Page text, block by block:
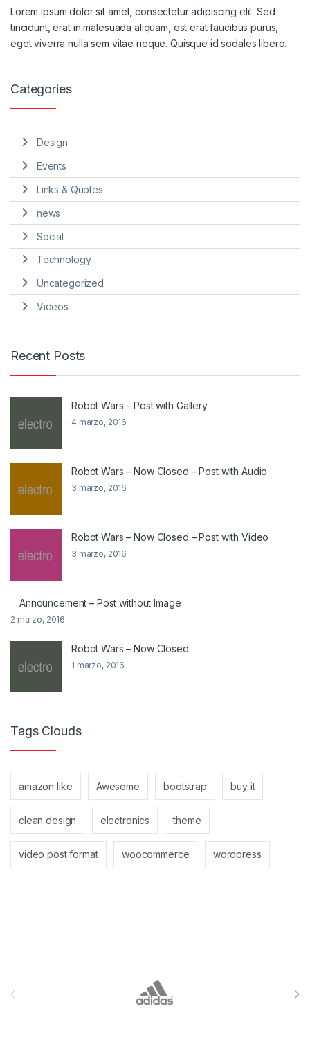
Lorem ipsum dolor sit amet, consectetur adipiscing elit. Sed
tincidunt, erat in malesuada aliquam, est erat faucibus purus,
eget viverra nulla sem vitae neque. Quisque id sodales libero.
Categories
Design
Events
Links & Quotes
news
Social
Technology
Uncategorized
Videos
Recent Posts
Robot Wars – Post with Gallery
4 marzo, 2016
Robot Wars – Now Closed – Post with Audio
3 marzo, 2016
Robot Wars – Now Closed – Post with Video
3 marzo, 2016
Announcement – Post without Image
2 marzo, 2016
Robot Wars – Now Closed
1 marzo, 2016
Tags Clouds
amazon like Awesome bootstrap buy it
clean design electronics theme
video post format woocommerce wordpress